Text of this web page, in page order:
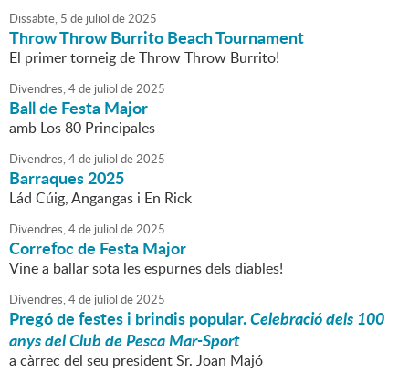
Dissabte, 5 de juliol de2025
Throw Throw Burrito Beach Tournament
El primer torneig de Throw Throw Burrito!
Divendres,4de juliol de2025
Ball de Festa Major
amb Los 80 Principales
Divendres,4de juliol de2025
Barraques 2025
Lád Cúig, Angangas i En Rick
Divendres,4de juliol de2025
Correfoc de Festa Major
Vine a ballar sota les espurnes dels diables!
Divendres,4de juliol de2025
Pregó de festes i brindis popular.Celebració dels 100
anys del Club de Pesca Mar-Sport
a càrrec del seu president Sr. Joan Majó